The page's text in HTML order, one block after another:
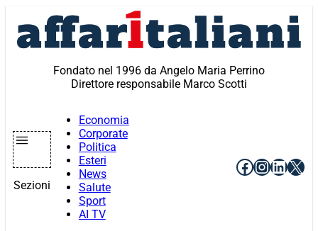
contenuto
Fondato nel 1996 da Angelo Maria Perrino
Direttore responsabile Marco Scotti
Sezioni
Economia
Corporate
Politica
Esteri
News
Salute
Sport
AI TV
Facebook
X